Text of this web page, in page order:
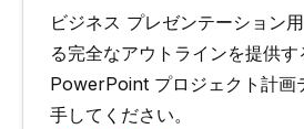
ビジネス プレゼンテーション
る完全なアウトラインを提供
PowerPoint プロジェクト計画
手してください。